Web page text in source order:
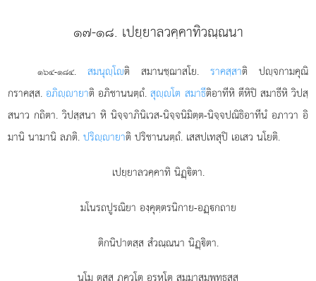
๑๗-๑๘. เปยฺยาลวคฺคาทิวณฺณนา
๑๖๔-๑๘๔. สมนุฺโติ สมานชฺฌาสโย. ราคสฺสาติ ปฺจกามคุณิ
กราคสฺส.อภิฺายาติ อภิชานนตฺถํ.สุฺโต สมาธีติอาทีหิ ตีหิปิ สมาธีหิ วิปสฺ
สนาว กถิตา. วิปสฺสนา หิ นิจฺจาภินิเวส-นิจฺจนิมิตฺต-นิจฺจปณิธิอาทีนํ อภาวา อิ
มานิ นามานิ ลภติ.ปริฺายาติ ปริชานนตฺถํ. เสสปเทสุปิ เอเสว นโยติ.
เปยฺยาลวคฺคาทิ นิฏฺิตา.
มโนรถปูรณิยา องฺคุตฺตรนิกาย-อฏฺกถาย
ติกนิปาตสฺส สํวณฺณนา นิฏฺิตา.
นโม ตสฺส ภควโต อรหโต สมฺมาสมฺพุทฺธสฺส